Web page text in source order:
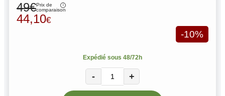
49€Prix de
comparaison
44,10€
-10%
Expédié sous 48/72h
- +